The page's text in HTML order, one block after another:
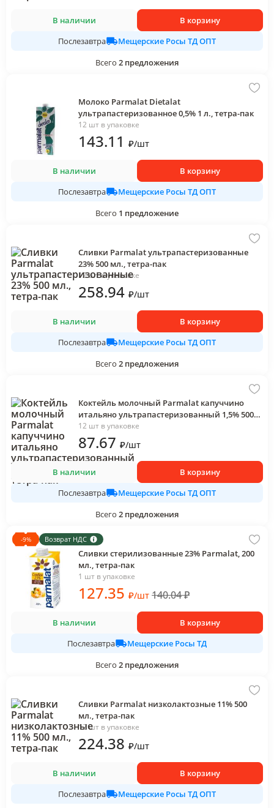
В наличии
В корзину
Послезавтра
Мещерские Росы ТД ОПТ
Всего 2 предложения
Молоко Parmalat Dietalat
ультрапастеризованное 0,5% 1 л., тетра-пак
12 шт в упаковке
143.11 ₽/шт
В наличии
В корзину
Послезавтра
Мещерские Росы ТД ОПТ
Всего 1 предложение
Сливки Parmalat ультрапастеризованные
23% 500 мл., тетра-пак
12 шт в упаковке
258.94 ₽/шт
В наличии
В корзину
Послезавтра
Мещерские Росы ТД ОПТ
Всего 2 предложения
Коктейль молочный Parmalat капуччино
итальяно ультрапастеризованный 1,5% 500
мл., тетра-пак
12 шт в упаковке
87.67 ₽/шт
В наличии
В корзину
Послезавтра
Мещерские Росы ТД ОПТ
Всего 2 предложения
-9% Возврат НДС
Сливки стерилизованные 23% Parmalat, 200
мл., тетра-пак
1 шт в упаковке
127.35 ₽/шт 140.04₽
В наличии
В корзину
Послезавтра
Мещерские Росы ТД
Всего 2 предложения
Сливки Parmalat низколактозные 11% 500
мл., тетра-пак
12 шт в упаковке
224.38 ₽/шт
В наличии
В корзину
Послезавтра
Мещерские Росы ТД ОПТ